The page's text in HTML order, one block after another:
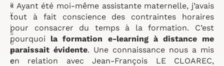
R
Y
,
S
U
C
C
« Ayant été moi-même assistante maternelle, j’avais
tout à fait conscience des contraintes horaires
pour consacrer du temps à la formation. C’est
pourquoi la formation e-learning à distance me
paraissait évidente. Une connaissance nous a mis
en relation avec Jean-François LE CLOAREC,